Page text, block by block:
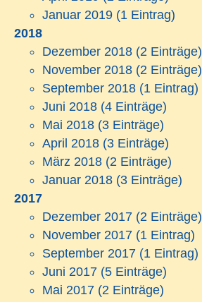
Januar 2019 (1 Eintrag)
2018
Dezember 2018 (2 Einträge)
November 2018 (2 Einträge)
September 2018 (1 Eintrag)
Juni 2018 (4 Einträge)
Mai 2018 (3 Einträge)
April 2018 (3 Einträge)
März 2018 (2 Einträge)
Januar 2018 (3 Einträge)
2017
Dezember 2017 (2 Einträge)
November 2017 (1 Eintrag)
September 2017 (1 Eintrag)
Juni 2017 (5 Einträge)
Mai 2017 (2 Einträge)